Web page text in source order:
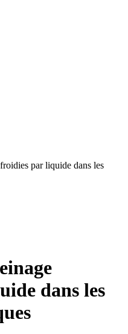
par liquide dans les
dans les